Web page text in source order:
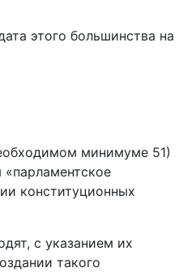
этого большинства на
минимуме 51)
конституционных
с указанием их
такого